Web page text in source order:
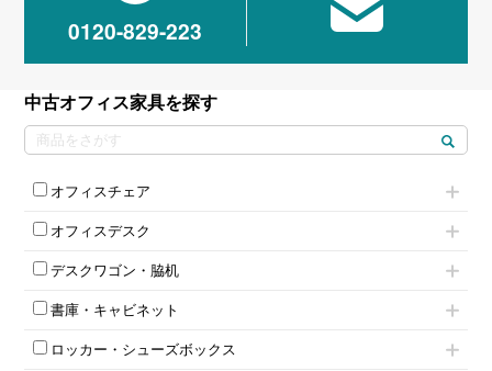
0120-829-223
中古オフィス家具を探す
オフィスチェア
肘付きチェア
肘無しチェア
役員チェア
オフィスチェアその他
オフィスデスク
片袖机
フリーアドレスデスク（ベンチデスク）
昇降デスク
両袖机
デスクワゴン・脇机
インワゴン2段
インワゴン3段
脇机
書庫・キャビネット
ハイキャビネット
ローキャビネット
ロッカー・シューズボックス